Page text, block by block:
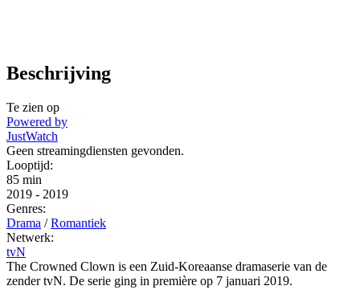
Beschrijving
Te zien op
Powered by
JustWatch
Geen streamingdiensten gevonden.
Looptijd:
85 min
2019 - 2019
Genres:
Drama / Romantiek
Netwerk:
tvN
The Crowned Clown is een Zuid-Koreaanse dramaserie van de
zender tvN. De serie ging in première op 7 januari 2019.